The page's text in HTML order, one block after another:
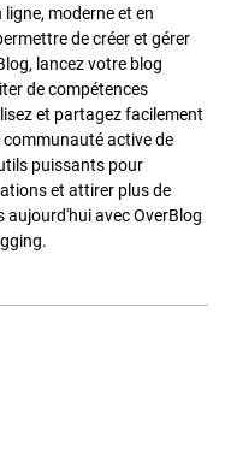
moderne et en
de créer et gérer
lancez votre blog
de compétences
et partagez facilement
active de
puissants pour
et attirer plus de
aujourd'hui avec OverBlog